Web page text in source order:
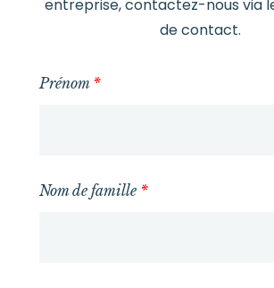
entreprise, contactez-nous via
de contact.
Prénom *
Nom de famille *